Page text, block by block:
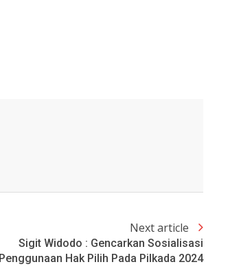
Next article
Sigit Widodo : Gencarkan Sosialisasi
Penggunaan Hak Pilih Pada Pilkada 2024